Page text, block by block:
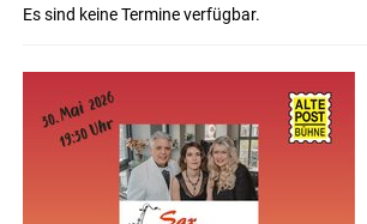
Es sind keine Termine verfügbar.